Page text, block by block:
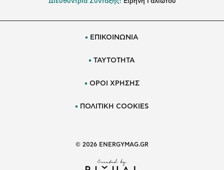
ΕΠΙΚΟΙΝΩΝΙΑ
ΤΑΥΤΟΤΗΤΑ
ΟΡΟΙ ΧΡΗΣΗΣ
ΠΟΛΙΤΙΚΗ COOKIES
© 2026 ENERGYMAG.GR